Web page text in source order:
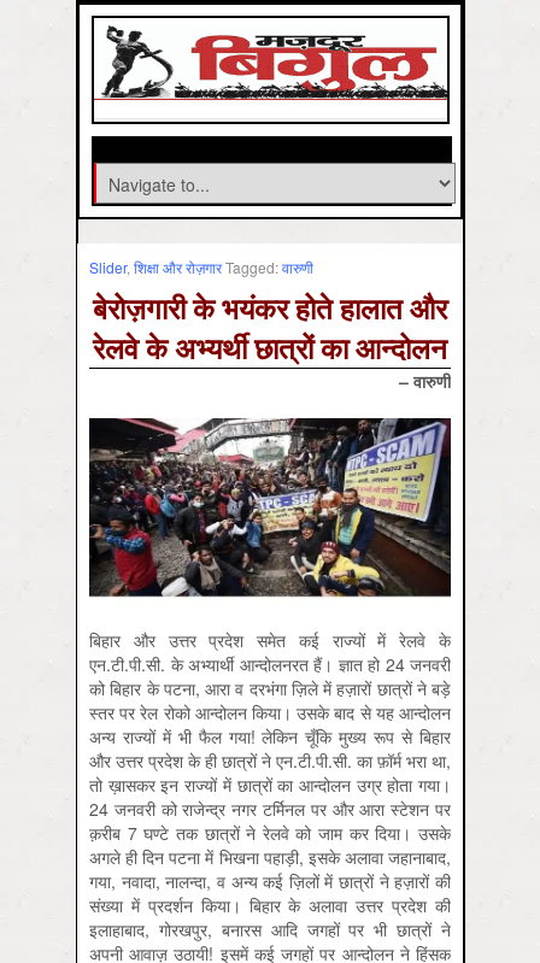
Slider, शिक्षा और रोज़गारTagged:वारुणी
बेरोज़गारी के भयंकर होते हालात और
रेलवे के अभ्यर्थी छात्रों का आन्दोलन
– वारुणी
बिहार और उत्तर प्रदेश समेत कई राज्यों में रेलवे के
एन.टी.पी.सी. के अभ्यार्थी आन्दोलनरत हैं। ज्ञात हो 24 जनवरी
को बिहार के पटना, आरा व दरभंगा ज़िले में हज़ारों छात्रों ने बड़े
स्तर पर रेल रोको आन्दोलन किया। उसके बाद से यह आन्दोलन
अन्य राज्यों में भी फैल गया! लेकिन चूँकि मुख्य रूप से बिहार
और उत्तर प्रदेश के ही छात्रों ने एन.टी.पी.सी. का फ़ॉर्म भरा था,
तो ख़ासकर इन राज्यों में छात्रों का आन्दोलन उग्र होता गया।
24 जनवरी को राजेन्द्र नगर टर्मिनल पर और आरा स्टेशन पर
क़रीब 7 घण्टे तक छात्रों ने रेलवे को जाम कर दिया। उसके
अगले ही दिन पटना में भिखना पहाड़ी, इसके अलावा जहानाबाद,
गया, नवादा, नालन्दा, व अन्य कई ज़िलों में छात्रों ने हज़ारों की
संख्या में प्रदर्शन किया। बिहार के अलावा उत्तर प्रदेश की
इलाहाबाद, गोरखपुर, बनारस आदि जगहों पर भी छात्रों ने
अपनी आवाज़ उठायी! इसमें कई जगहों पर आन्दोलन ने हिंसक